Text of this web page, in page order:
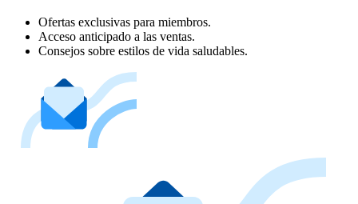
Ofertas exclusivas para miembros.
Acceso anticipado a las ventas.
Consejos sobre estilos de vida saludables.